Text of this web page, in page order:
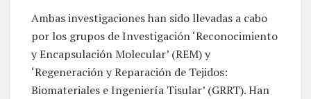
Ambas investigaciones han sido llevadas a cabo
por los grupos de Investigación ‘Reconocimiento
y Encapsulación Molecular’ (REM) y
‘Regeneración y Reparación de Tejidos:
Biomateriales e Ingeniería Tisular’ (GRRT). Han